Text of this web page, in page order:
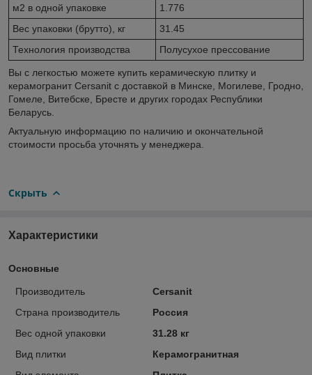
м2 в одной упаковке
1.776
Вес упаковки (брутто), кг
31.45
Технология производства
Полусухое прессование
Вы с легкостью можете купить керамическую плитку и
керамогранит Cersanit с доставкой в Минске, Могилеве, Гродно,
Гомеле, Витебске, Бресте и других городах Республики
Беларусь.
Актуальную информацию по наличию и окончательной
стоимости просьба уточнять у менеджера.
Скрыть
Характеристики
Основные
Производитель
Cersanit
Страна производитель
Россия
Вес одной упаковки
31.28 кг
Вид плитки
Керамогранитная